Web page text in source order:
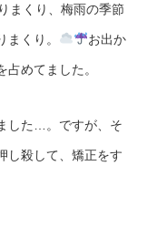
まくり、梅雨の季節
くり。 お出か
めてました。
した…。ですが、そ
し殺して、矯正をす